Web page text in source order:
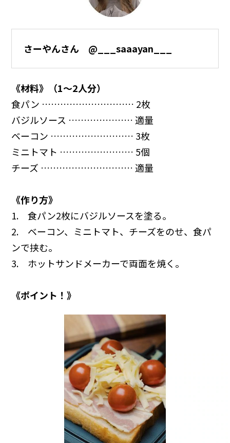
さーやんさん @___saaayan___
《材料》（1～2人分）
食パン ………………………… 2枚
バジルソース ………………… 適量
ベーコン ……………………… 3枚
ミニトマト …………………… 5個
チーズ ………………………… 適量
《作り方》
1. 食パン2枚にバジルソースを塗る。
2. ベーコン、ミニトマト、チーズをのせ、食パ
ンで挟む。
3. ホットサンドメーカーで両面を焼く。
《ポイント！》